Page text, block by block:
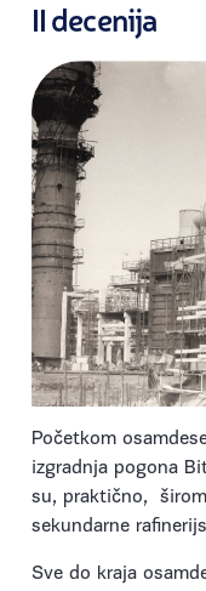
IIdecenija
Početkom
izgradnja pogona
su, praktično,
sekundarne
Sve do kraja